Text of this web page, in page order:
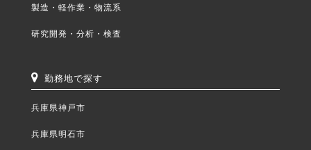
製造・軽作業・物流系
研究開発・分析・検査
勤務地で探す
兵庫県神戸市
兵庫県明石市